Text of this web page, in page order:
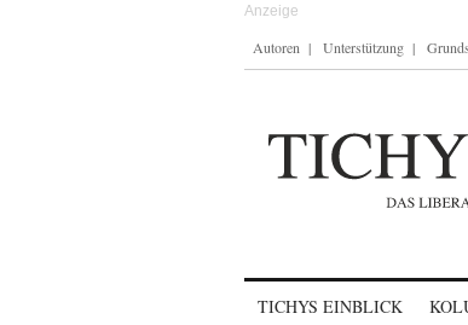
Autoren Unterstützung
TICHYS EINBLICK